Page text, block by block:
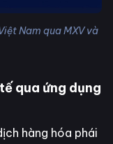
Nam qua MXV và
qua ứng dụng
hàng hóa phái